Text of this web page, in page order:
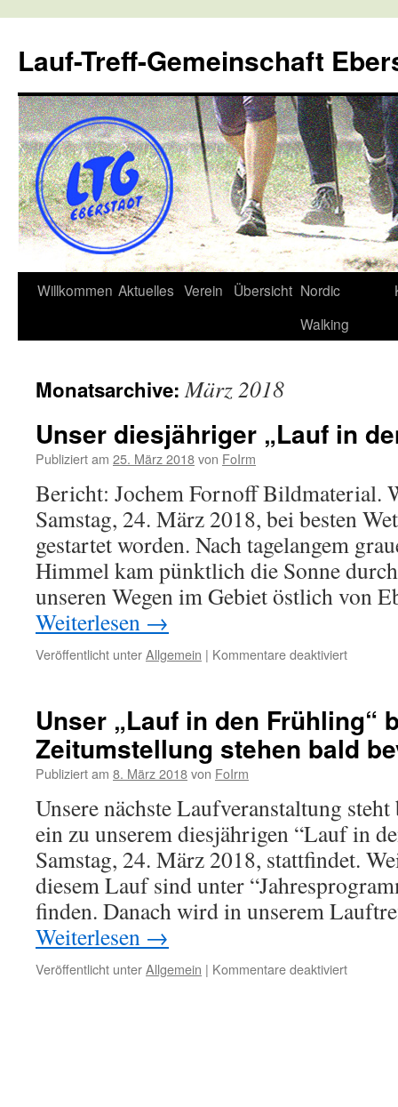
Lauf-Treff-Gemeinschaft
Zum
Willkommen Aktuelles Verein Übersicht Nordic
Walking
Monatsarchive:März 2018
Unser diesjähriger „Lauf in
Publiziert am 25. März 2018von FoIrm
Bericht: Jochem Fornoff Bildmaterial.
Samstag, 24. März 2018, bei besten
gestartet worden. Nach tagelangem
Himmel kam pünktlich die Sonne
unseren Wegen im Gebiet östlich von
Weiterlesen →
Veröffentlicht unterAllgemein | Kommentare deaktiviertfür
in
den
Frühling“
Unser „Lauf in den Frühling“
Zeitumstellung stehen bald
Publiziert am 8. März 2018von FoIrm
Unsere nächste Laufveranstaltung
ein zu unserem diesjährigen “Lauf in
Samstag, 24. März 2018, stattfindet.
diesem Lauf sind unter
finden. Danach wird in unserem
Weiterlesen →
Veröffentlicht unterAllgemein | Kommentare deaktiviertfür